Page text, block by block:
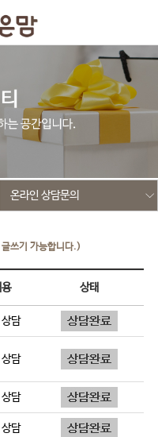
쓰기 가능합니다.)
온라인 상담문의
용 상태
상담
상담
상담
상담